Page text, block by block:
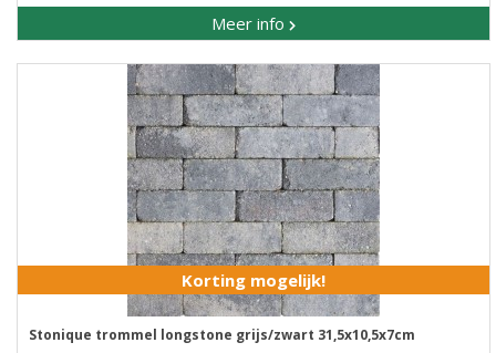
Meer info
Korting mogelijk!
Stonique trommel longstone grijs/zwart 31,5x10,5x7cm